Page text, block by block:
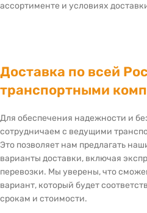
ассортименте и условиях
Доставка по всей
транспортными
Для обеспечения надежности и
сотрудничаем с ведущими
Это позволяет нам предлагать
варианты доставки, включая
перевозки. Мы уверены, что
вариант, который будет
срокам и стоимости.